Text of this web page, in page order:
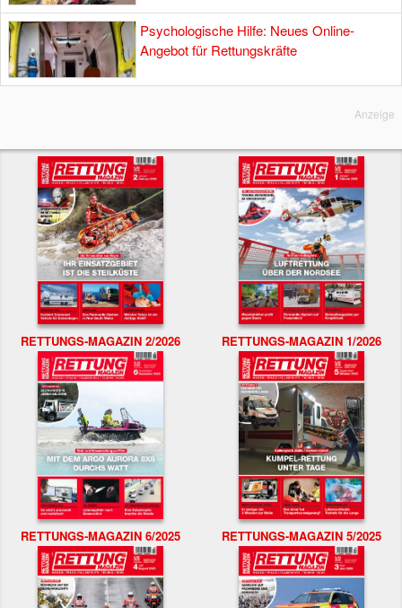
Psychologische Hilfe: Neues Online-
Angebot für Rettungskräfte
Anzeige
RETTUNGS-MAGAZIN 2/2026 RETTUNGS-MAGAZIN 1/2026
RETTUNGS-MAGAZIN 6/2025 RETTUNGS-MAGAZIN 5/2025